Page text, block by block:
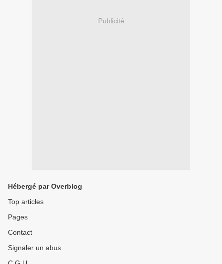
Publicité
Hébergé par Overblog
Top articles
Pages
Contact
Signaler un abus